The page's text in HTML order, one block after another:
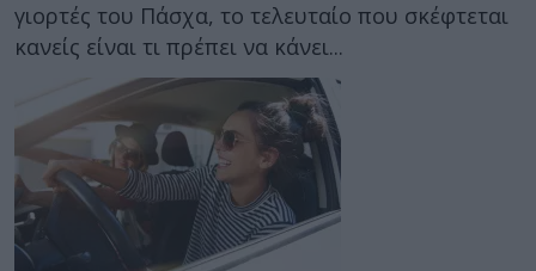
γιορτές του Πάσχα, το τελευταίο που σκέφτεται
κανείς είναι τι πρέπει να κάνει...